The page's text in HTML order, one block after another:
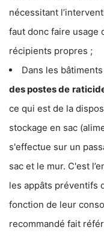
nécessitant
faut donc faire usage
récipients propres ;
Dans les
des postes de
ce qui est de la
stockage en sac
s'effectue sur un
sac et le mur. C'est
les appâts préventifs
fonction de leur
recommandé fait